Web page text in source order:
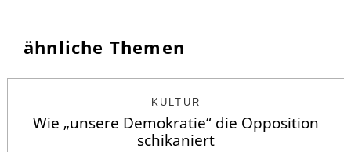
ähnliche Themen
KULTUR
Wie „unsere Demokratie“ die Opposition
schikaniert